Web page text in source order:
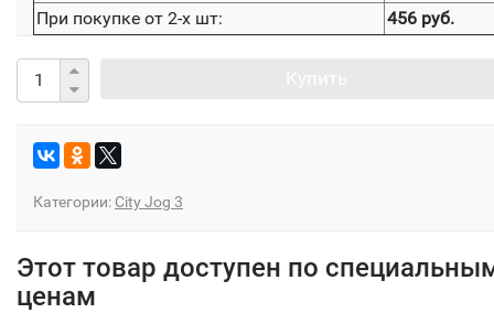
При покупке от 2-х шт:
456 руб.
Категории: City Jog 3
Этот товар доступен по
ценам